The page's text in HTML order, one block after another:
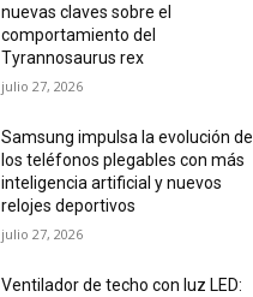
nuevas claves sobre el
comportamiento del
Tyrannosaurus rex
julio 27, 2026
Samsung impulsa la evolución de
los teléfonos plegables con más
inteligencia artificial y nuevos
relojes deportivos
julio 27, 2026
Ventilador de techo con luz LED: